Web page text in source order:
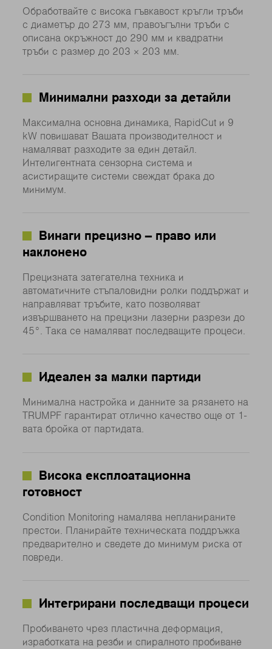
Обработвайте с висока гъвкавост кръгли тръби
с диаметър до 273 мм, правоъгълни тръби с
описана окръжност до 290 мм и квадратни
тръби с размер до 203 × 203 мм.
Минимални разходи за детайли
Максимална основна динамика, RapidCut и 9
kW повишават Вашата производителност и
намаляват разходите за един детайл.
Интелигентната сензорна система и
асистиращите системи свеждат брака до
минимум.
Винаги прецизно – право или
наклонено
Прецизната затегателна техника и
автоматичните стъпаловидни ролки поддържат и
направляват тръбите, като позволяват
извършването на прецизни лазерни разрези до
45°. Така се намаляват последващите процеси.
Идеален за малки партиди
Минимална настройка и данните за рязането на
TRUMPF гарантират отлично качество още от 1-
вата бройка от партидата.
Висока експлоатационна
готовност
Condition Monitoring намалява непланираните
престои. Планирайте техническата поддръжка
предварително и сведете до минимум риска от
повреди.
Интегрирани последващи процеси
Пробиването чрез пластична деформация,
изработката на резби и спиралното пробиване